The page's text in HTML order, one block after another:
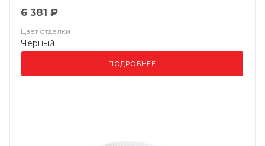
6 381 ₽
Цвет отделки
Черный
ПОДРОБНЕЕ